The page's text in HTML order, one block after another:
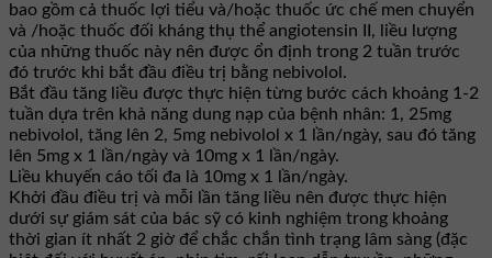
bao gồm cả thuốc lợi tiểu và/hoặc thuốc ức chế men chuyển
và /hoặc thuốc đối kháng thụ thể angiotensin II, liều lượng
của những thuốc này nên được ổn định trong 2 tuần trước
đó trước khi bắt đầu điều trị bằng nebivolol.
Bắt đầu tăng liều được thực hiện từng bước cách khoảng 1-2
tuần dựa trên khả năng dung nạp của bệnh nhân: 1, 25mg
nebivolol, tăng lên 2, 5mg nebivolol x 1 lần/ngày, sau đó tăng
lên 5mg x 1 lần/ngày và 10mg x 1 lần/ngày.
Liều khuyến cáo tối đa là 10mg x 1 lần/ngày.
Khởi đầu điều trị và mỗi lần tăng liều nên được thực hiện
dưới sự giám sát của bác sỹ có kinh nghiệm trong khoảng
thời gian ít nhất 2 giờ để chắc chắn tình trạng lâm sàng (đặc